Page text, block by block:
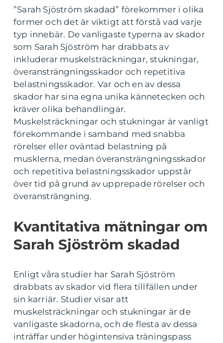
”Sarah Sjöström skadad” förekommer i olika
former och det är viktigt att förstå vad varje
typ innebär. De vanligaste typerna av skador
som Sarah Sjöström har drabbats av
inkluderar muskelsträckningar, stukningar,
överansträngningsskador och repetitiva
belastningsskador. Var och en av dessa
skador har sina egna unika kännetecken och
kräver olika behandlingar.
Muskelsträckningar och stukningar är vanligt
förekommande i samband med snabba
rörelser eller oväntad belastning på
musklerna, medan överansträngningsskador
och repetitiva belastningsskador uppstår
över tid på grund av upprepade rörelser och
överansträngning.
Kvantitativa mätningar om
Sarah Sjöström skadad
Enligt våra studier har Sarah Sjöström
drabbats av skador vid flera tillfällen under
sin karriär. Studier visar att
muskelsträckningar och stukningar är de
vanligaste skadorna, och de flesta av dessa
inträffar under högintensiva träningspass